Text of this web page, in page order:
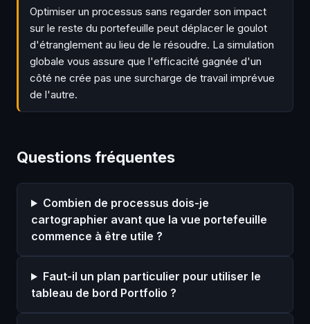
Optimiser un processus sans regarder son impact
sur le reste du portefeuille peut déplacer le goulot
d'étranglement au lieu de le résoudre. La simulation
globale vous assure que l'efficacité gagnée d'un
côté ne crée pas une surcharge de travail imprévue
de l'autre.
Questions fréquentes
Combien de processus dois-je
cartographier avant que la vue portefeuille
commence à être utile ?
Faut-il un plan particulier pour utiliser le
tableau de bord Portfolio ?